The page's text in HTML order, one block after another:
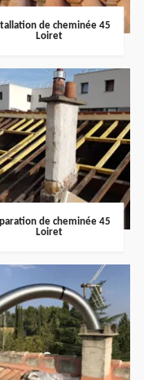
de cheminée 45
Loiret
de cheminée 45
Loiret